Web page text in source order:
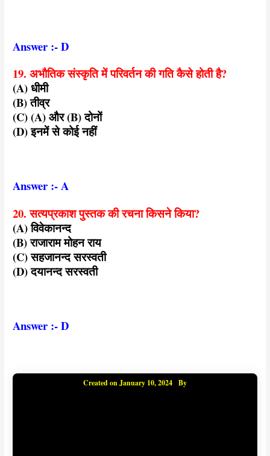
Answer :- D
19. अभौतिक संस्कृति में परिवर्तन की गति कैसे होती है?
(A) धीमी
(B) तीव्र
(C) (A) और (B) दोनों
(D) इनमें से कोई नहीं
Answer :- A
20. सत्यप्रकाश पुस्तक की रचना किसने किया?
(A) विवेकानन्द
(B) राजाराम मोहन राय
(C) सहजानन्द सरस्वती
(D) दयानन्द सरस्वती
Answer :- D
Created onJanuary 10, 2024 By